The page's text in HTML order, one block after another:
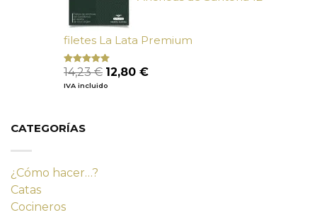
filetes La Lata Premium
Valorado
con
de 5
14,23€ El
precio
12,80 €El
IVA incluido
CATEGORÍAS
¿Cómo hacer…?
Catas
Cocineros